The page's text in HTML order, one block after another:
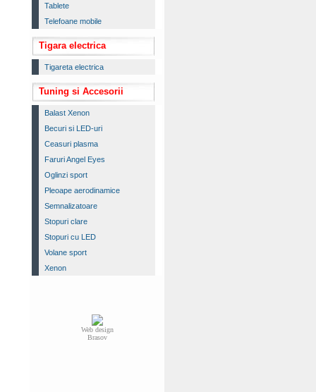
Tablete
Telefoane mobile
Tigara electrica
Tigareta electrica
Tuning si Accesorii
Balast Xenon
Becuri si LED-uri
Ceasuri plasma
Faruri Angel Eyes
Oglinzi sport
Pleoape aerodinamice
Semnalizatoare
Stopuri clare
Stopuri cu LED
Volane sport
Xenon
Web design
Brasov